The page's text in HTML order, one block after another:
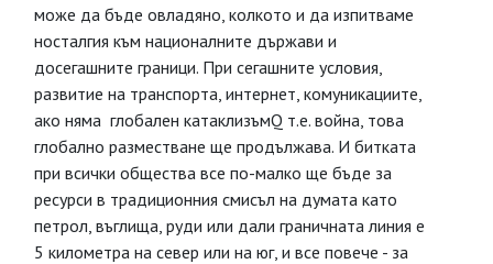
може да бъде овладяно, колкото и да изпитваме
носталгия към националните държави и
досегашните граници. При сегашните условия,
развитие на транспорта, интернет, комуникациите,
ако няма глобален катаклизъмQ т.е. война, това
глобално разместване ще продължава. И битката
при всички общества все по-малко ще бъде за
ресурси в традиционния смисъл на думата като
петрол, въглища, руди или дали граничната линия е
5 километра на север или на юг, и все повече - за